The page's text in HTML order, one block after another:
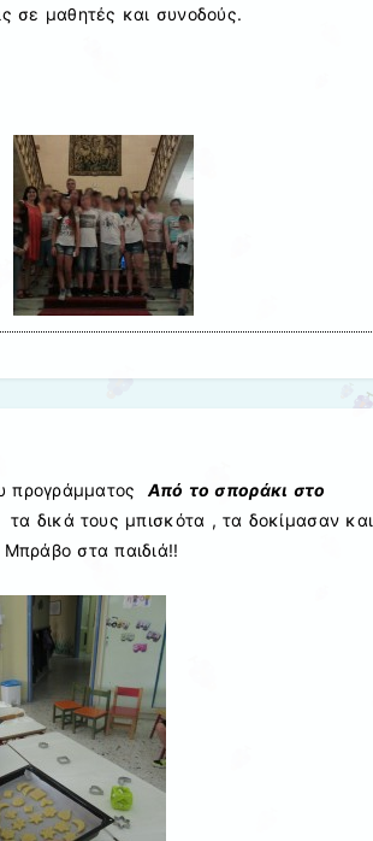
σε μαθητές και συνοδούς.
προγράμματος Από το σποράκι στο
δικά τους μπισκότα , τα δοκίμασαν και
στα παιδιά!!